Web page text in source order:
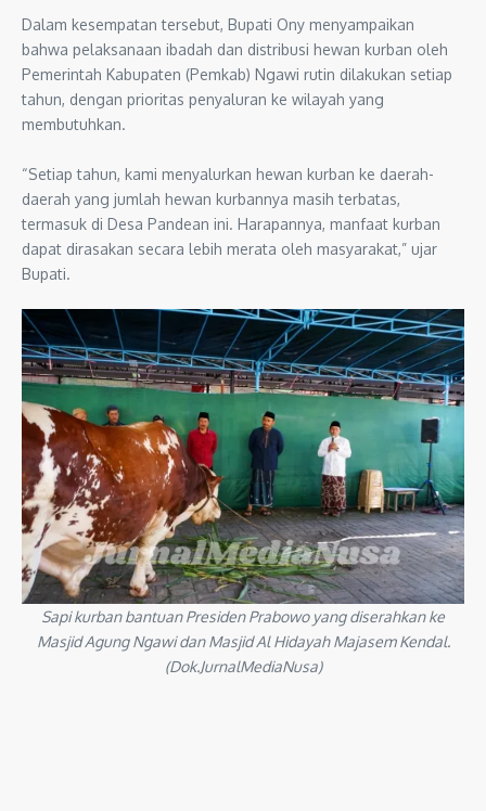
Dalam kesempatan tersebut, Bupati Ony menyampaikan
bahwa pelaksanaan ibadah dan distribusi hewan kurban oleh
Pemerintah Kabupaten (Pemkab) Ngawi rutin dilakukan setiap
tahun, dengan prioritas penyaluran ke wilayah yang
membutuhkan.
“Setiap tahun, kami menyalurkan hewan kurban ke daerah-
daerah yang jumlah hewan kurbannya masih terbatas,
termasuk di Desa Pandean ini. Harapannya, manfaat kurban
dapat dirasakan secara lebih merata oleh masyarakat,” ujar
Bupati.
Sapi kurban bantuan Presiden Prabowo yang diserahkan ke
Masjid Agung Ngawi dan Masjid Al Hidayah Majasem Kendal.
(Dok.JurnalMediaNusa)